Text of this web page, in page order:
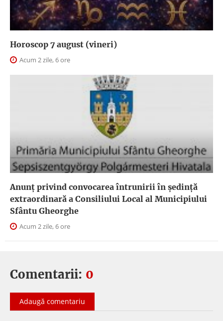
Horoscop 7 august (vineri)
Acum 2 zile, 6 ore
Anunţ privind convocarea întrunirii în şedinţă
extraordinară a Consiliului Local al Municipiului
Sfântu Gheorghe
Acum 2 zile, 6 ore
Comentarii: 0
Adaugă comentariu